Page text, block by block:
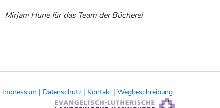
Mirjam Hune für das Team der Bücherei
Impressum | Datenschutz | Kontakt | Wegbeschreibung